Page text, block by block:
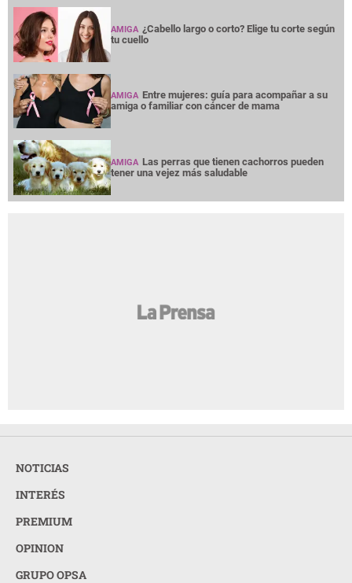
AMIGA ¿Cabello largo o corto? Elige tu corte según
tu cuello
AMIGA Entre mujeres: guía para acompañar a su
amiga o familiar con cáncer de mama
AMIGA Las perras que tienen cachorros pueden
tener una vejez más saludable
NOTICIAS
INTERÉS
PREMIUM
OPINION
GRUPO OPSA